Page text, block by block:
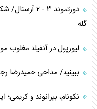
دورتموند ۳ -
گله
لیورپول در آنفیلد مغلوب
ببینید/ مداحی حمیدرضا
نکونام، بیرانوند و کریمی؛